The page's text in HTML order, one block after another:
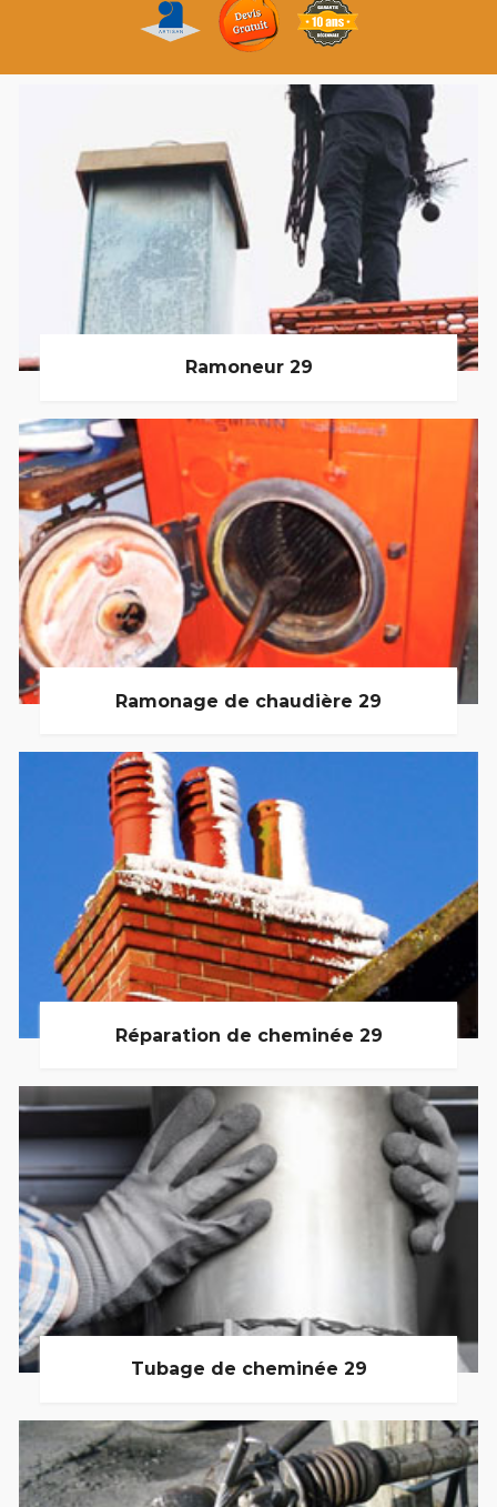
Ramoneur 29
Ramonage de chaudière 29
Réparation de cheminée 29
Tubage de cheminée 29